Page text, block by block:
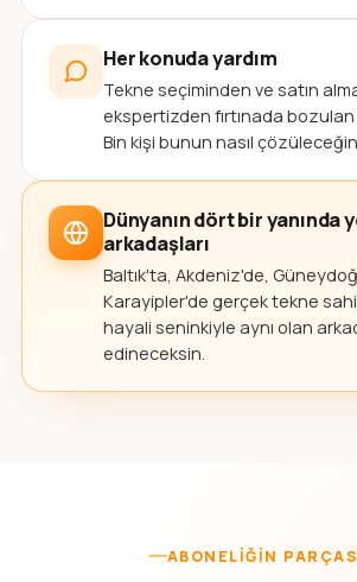
Her konuda yardım
Tekne seçiminden ve satın
ekspertizden fırtınada
Bin kişi bunun nasıl
Dünyanın dört bir yanında
arkadaşları
Baltık'ta, Akdeniz'de,
Karayipler'de gerçek tekne
hayali seninkiyle aynı olan
edineceksin.
ABONELIĞIN